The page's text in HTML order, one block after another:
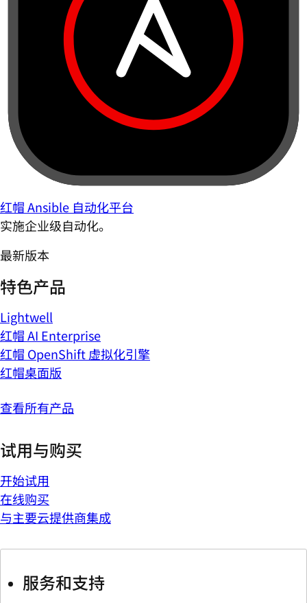
红帽 Ansible 自动化平台
实施企业级自动化。
最新版本
特色产品
Lightwell
红帽 AI Enterprise
红帽 OpenShift 虚拟化引擎
红帽桌面版
查看所有产品
试用与购买
开始试用
在线购买
与主要云提供商集成
服务和支持